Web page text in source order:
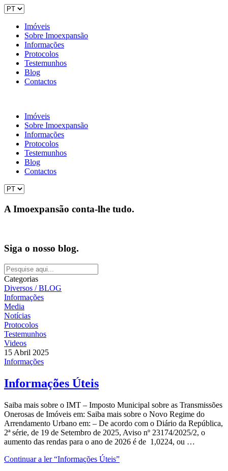
Imóveis
Sobre Imoexpansão
Informações
Protocolos
Testemunhos
Blog
Contactos
Imóveis
Sobre Imoexpansão
Informações
Protocolos
Testemunhos
Blog
Contactos
A Imoexpansão conta-lhe tudo.
Siga o nosso blog.
Categorias
Diversos / BLOG
Informações
Media
Notícias
Protocolos
Testemunhos
Videos
15 Abril 2025
Informações
Informações Úteis
Saiba mais sobre o IMT – Imposto Municipal sobre as Transmissões
Onerosas de Imóveis em: Saiba mais sobre o Novo Regime do
Arrendamento Urbano em: – De acordo com o Diário da República,
2ª série, de 19 de Setembro de 2025, Aviso nº 23174/2025/2, o
aumento das rendas para o ano de 2026 é de 1,0224, ou …
Continuar a ler“Informações Úteis”